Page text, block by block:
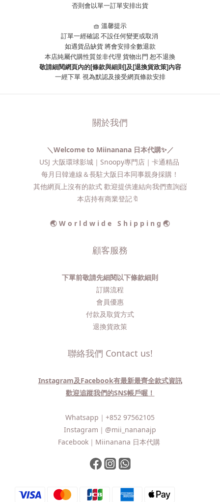
否則會以單一訂單安排出貨
🧺 溫馨提示
訂單一經確認 不設任何變更或取消
如遇貨品缺貨 將會安排全數退款
本店純屬代購性質並非代理 貨物出門 恕不退換
敬請細閱網頁內的[條款與細則]及[退換貨政策]內容
一經下單 視為默認及接受網頁條款安排
關於我們
＼Welcome to Miinanana 日本代購✨／
USJ 大阪環球影城｜Snoopy專門店｜卡通精品
每月日韓連線＆長駐大阪日本同事親身採購！
其他網頁上沒有的款式 歡迎提供連結向我們查詢📨​
本店持有商業登記🔖
🌏 W o r l d w i d e S h i p p i n g 🌏
顧客服務
下單前敬請先細閱以下條款細則
訂購流程​
會員優惠
付款及取貨方式
退換貨政策
聯絡我們 Contact us!
Instagram及Facebook有最新最齊全款式資訊
歡迎追蹤我們的SNS帳戶喔！
Whatsapp｜ +852 97562105
Instagram｜ @mii_nananajp
Facebook｜ Miinanana 日本代購